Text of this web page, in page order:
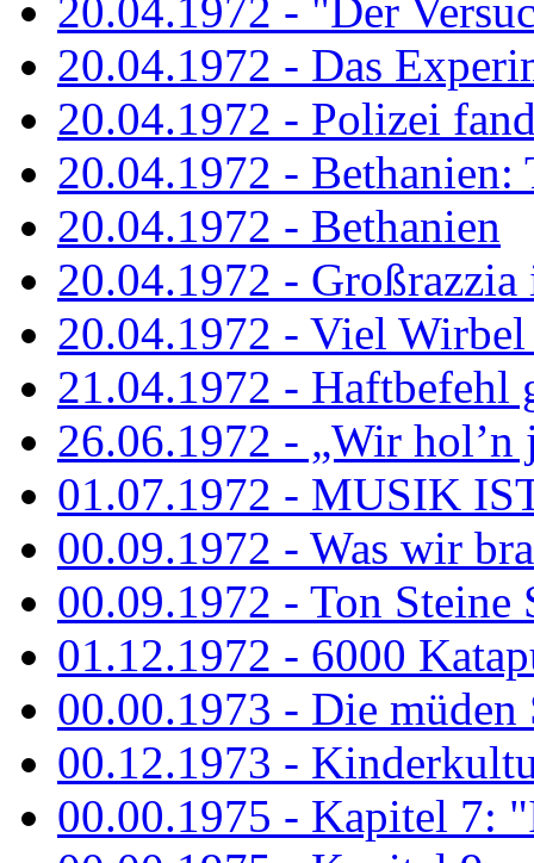
20.04.1972 - "Der
20.04.1972 - Das
20.04.1972 - Polizei
20.04.1972 - Bethanien:
20.04.1972 - Bethanien
20.04.1972 - Großrazzia
20.04.1972 - Viel
21.04.1972 - Haftbefehl
26.06.1972 - „Wir hol’n
01.07.1972 - MUSIK
00.09.1972 - Was wir
00.09.1972 - Ton Steine
01.12.1972 - 6000
00.00.1973 - Die müden
00.12.1973 -
00.00.1975 - Kapitel 7: